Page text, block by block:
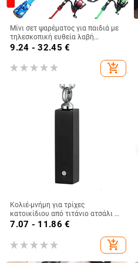
Μίνι σετ ψαρέματος για παιδιά με
τηλεσκοπική ευθεία λαβή
καλαμιού, καρούλι και θήκη
9.24 - 32.45 €
add_shopping_cart
Κολιέ-μνήμη για τρίχες
κατοικίδιου από τιτάνιο ατσάλι —
τετράγωνος γεωμετρικός
ηλεκτροπολίωση φινίρισμα,
προσαρμογή
7.07 - 11.86 €
add_shopping_cart